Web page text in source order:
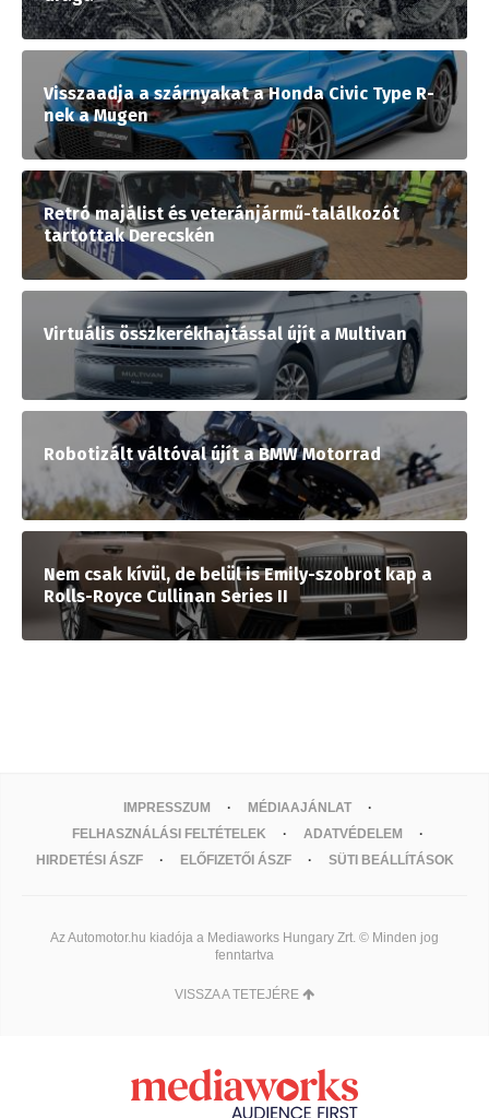
Visszaadja a szárnyakat a Honda Civic Type R-
nek a Mugen
Retró majálist és veteránjármű-találkozót
tartottak Derecskén
Virtuális összkerékhajtással újít a Multivan
Robotizált váltóval újít a BMW Motorrad
Nem csak kívül, de belül is Emily-szobrot kap a
Rolls-Royce Cullinan Series II
IMPRESSZUM
MÉDIAAJÁNLAT
FELHASZNÁLÁSI FELTÉTELEK
ADATVÉDELEM
HIRDETÉSI ÁSZF
ELŐFIZETŐI ÁSZF SÜTI BEÁLLÍTÁSOK
Az Automotor.hu kiadója a Mediaworks Hungary Zrt. © Minden jog
fenntartva
VISSZA A TETEJÉRE